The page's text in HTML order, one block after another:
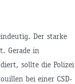
Der starke
Gerade in
sollte die Polizei
bei einer CSD-